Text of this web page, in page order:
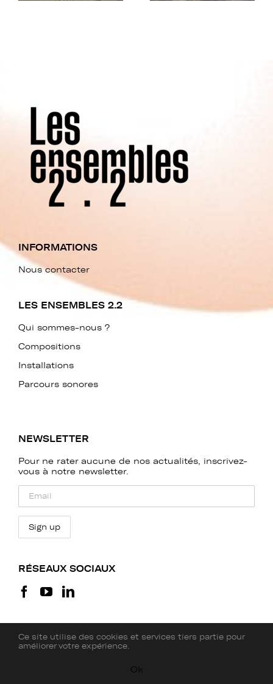
INFORMATIONS
Nous contacter
LES ENSEMBLES 2.2
Qui sommes-nous ?
Compositions
Installations
Parcours sonores
NEWSLETTER
Pour ne rater aucune de nos actualités, inscrivez-
vous à notre newsletter.
RÉSEAUX SOCIAUX
Ce site utilise des cookies et services tiers partie pour
améliorer votre expérience.
Ok